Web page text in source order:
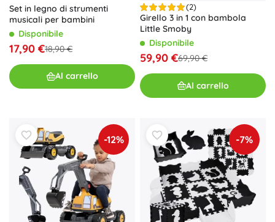
Set in legno di strumenti
musicali per bambini
Disponibile
17,90 €18,90 €
Al carrello
(2)
Girello 3 in 1 con bambola
Little Smoby
Disponibile
59,90 €69,90 €
Al carrello
-12% -7%